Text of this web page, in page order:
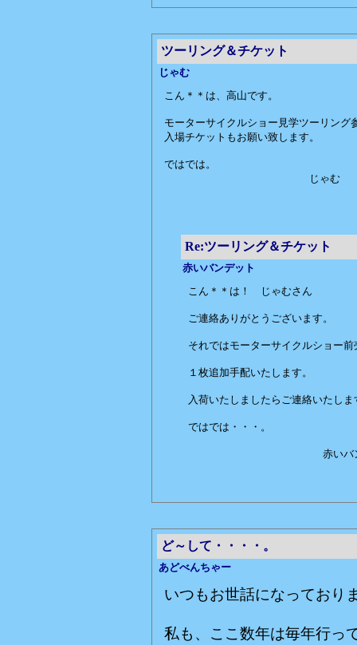
ツーリング＆チケット
じゃむ
こん＊＊は、高山です。
モーターサイクルショー見学ツーリング
入場チケットもお願い致します。
ではでは。
じゃむ
Re:ツーリング＆チケット
赤いバンデット
こん＊＊は！ じゃむさん
ご連絡ありがとうございます。
それではモーターサイクルショー前
１枚追加手配いたします。
入荷いたしましたらご連絡いたしま
ではでは・・・。
赤いバンデ
ど～して・・・・。
あどべんちゃー
いつもお世話になっており
私も、ここ数年は毎年行っ